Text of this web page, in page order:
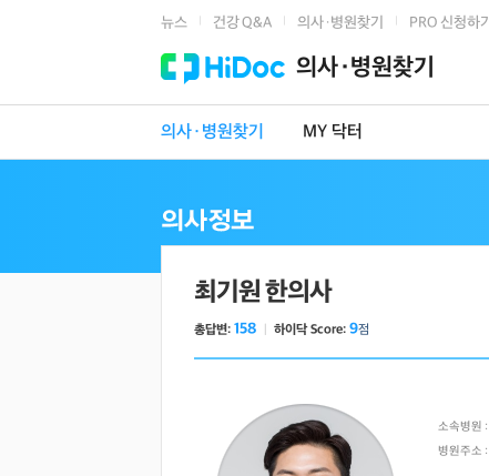
뉴스 건강 Q&A 의사·병원찾기 PRO 신청하기
의사·병원찾기
의사·병원찾기 MY 닥터
최기원 한의사
총답변: 158 하이닥 Score: 9점
소속병원 :
병원주소 :